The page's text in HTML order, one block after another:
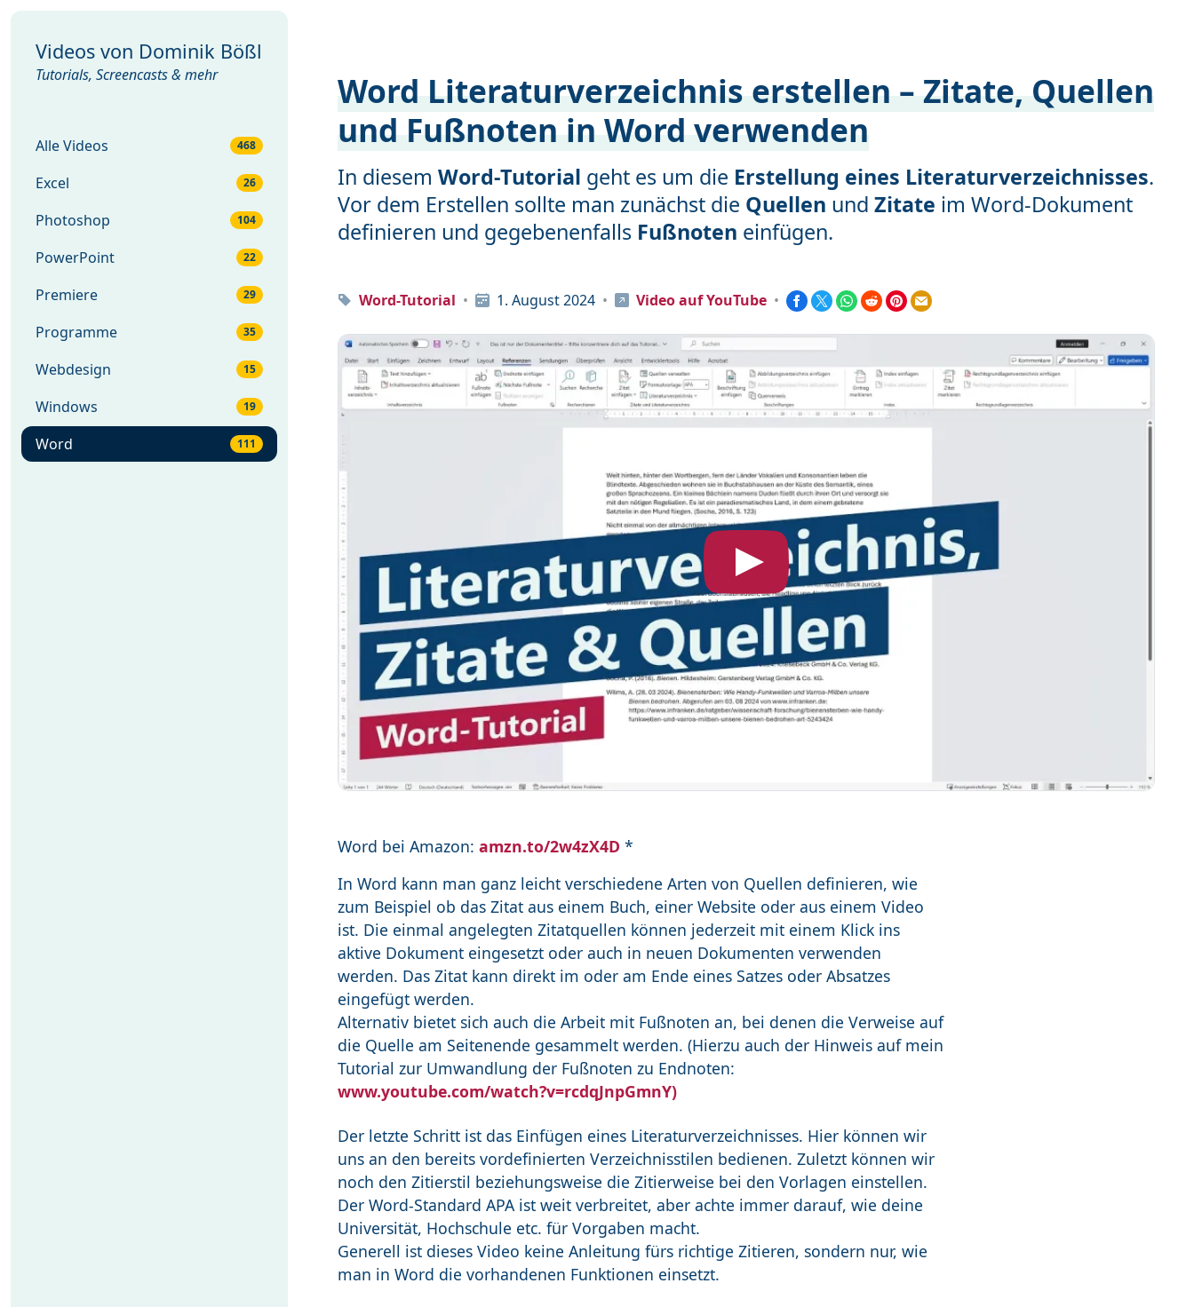
Word Literaturverzeichnis erstellen – Zitate, Quellen
und Fußnoten in Word verwenden
In diesem Word-Tutorial geht es um die Erstellung eines Literaturverzeichnisses.
Vor dem Erstellen sollte man zunächst die Quellen und Zitate im Word-Dokument
definieren und gegebenenfalls Fußnoten einfügen.
Word-Tutorial 1. August 2024 Video auf YouTube
Word bei Amazon: amzn.to/2w4zX4D *
In Word kann man ganz leicht verschiedene Arten von Quellen definieren, wie
zum Beispiel ob das Zitat aus einem Buch, einer Website oder aus einem Video
ist. Die einmal angelegten Zitatquellen können jederzeit mit einem Klick ins
aktive Dokument eingesetzt oder auch in neuen Dokumenten verwenden
werden. Das Zitat kann direkt im oder am Ende eines Satzes oder Absatzes
eingefügt werden.
Alternativ bietet sich auch die Arbeit mit Fußnoten an, bei denen die Verweise auf
die Quelle am Seitenende gesammelt werden. (Hierzu auch der Hinweis auf mein
Tutorial zur Umwandlung der Fußnoten zu Endnoten:
www.youtube.com/watch?v=rcdqJnpGmnY)
Der letzte Schritt ist das Einfügen eines Literaturverzeichnisses. Hier können wir
uns an den bereits vordefinierten Verzeichnisstilen bedienen. Zuletzt können wir
noch den Zitierstil beziehungsweise die Zitierweise bei den Vorlagen einstellen.
Der Word-Standard APA ist weit verbreitet, aber achte immer darauf, wie deine
Universität, Hochschule etc. für Vorgaben macht.
Generell ist dieses Video keine Anleitung fürs richtige Zitieren, sondern nur, wie
man in Word die vorhandenen Funktionen einsetzt.
Videos von Dominik Bößl
Tutorials, Screencasts & mehr
Alle Videos 468
Excel 26
Photoshop 104
PowerPoint 22
Premiere 29
Programme 35
Webdesign 15
Windows 19
Word 111